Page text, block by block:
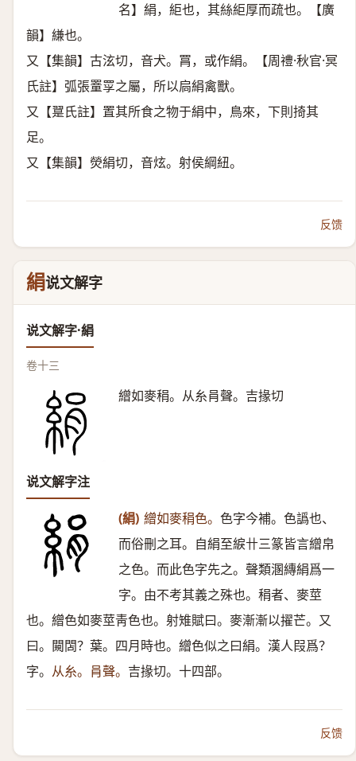
名】絹，䋌也，其絲䋌厚而疏也。【廣
韻】縑也。
又【集韻】古泫切，音犬。罥，或作絹。【周禮·秋官·冥
氏註】弧張罿罦之屬，所以扃絹禽獸。
又【翨氏註】置其所食之物于絹中，鳥來，下則掎其
足。
又【集韻】熒絹切，音炫。射侯綱紐。
反馈
絹说文解字
说文解字·絹
卷十三
繒如麥䅌。从糸肙聲。吉掾切
说文解字注
(絹) 繒如麥䅌色。 色字今補。色譌也、
而俗刪之耳。自絹至綟卄三篆皆言繒帛
之色。而此色字先之。聲類溷縳絹爲一
字。由不考其義之殊也。䅌者、麥莖
也。繒色如麥莖靑色也。射雉賦曰。麥漸漸以擢芒。又
曰。闚䦓？葉。四月時也。繒色似之曰絹。漢人叚爲？
字。 从糸。肙聲。 吉掾切。十四部。
反馈